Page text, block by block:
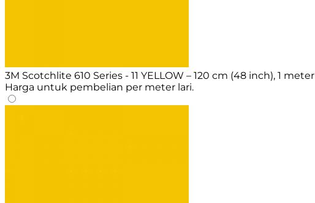
3M Scotchlite 610 Series - 11 YELLOW – 120 cm (48 inch), 1 meter
Harga untuk pembelian per meter lari.